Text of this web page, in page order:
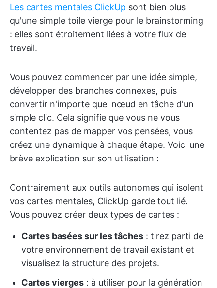
Les cartes mentales ClickUp sont bien plus
qu'une simple toile vierge pour le brainstorming
: elles sont étroitement liées à votre flux de
travail.
Vous pouvez commencer par une idée simple,
développer des branches connexes, puis
convertir n'importe quel nœud en tâche d'un
simple clic. Cela signifie que vous ne vous
contentez pas de mapper vos pensées, vous
créez une dynamique à chaque étape. Voici une
brève explication sur son utilisation :
Contrairement aux outils autonomes qui isolent
vos cartes mentales, ClickUp garde tout lié.
Vous pouvez créer deux types de cartes :
Cartes basées sur les tâches : tirez parti de
votre environnement de travail existant et
visualisez la structure des projets.
Cartes vierges : à utiliser pour la génération